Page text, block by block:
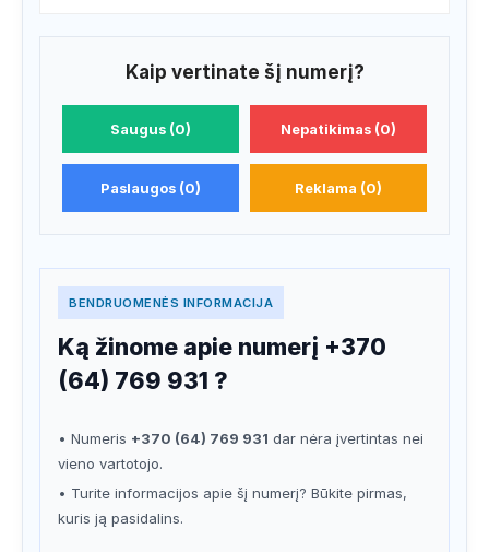
Kaip vertinate šį numerį?
Saugus (0) Nepatikimas (0)
Paslaugos (0) Reklama (0)
BENDRUOMENĖS INFORMACIJA
Ką žinome apie numerį +370
(64) 769 931 ?
• Numeris +370 (64) 769 931 dar nėra įvertintas nei
vieno vartotojo.
• Turite informacijos apie šį numerį? Būkite pirmas,
kuris ją pasidalins.